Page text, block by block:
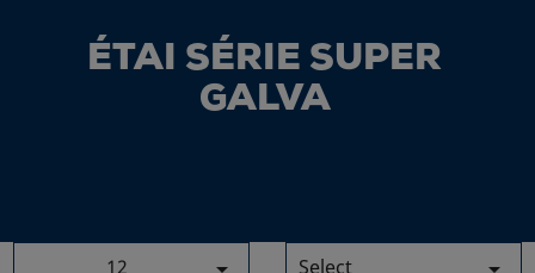
ÉTAI SÉRIE SUPER
GALVA
12 Select